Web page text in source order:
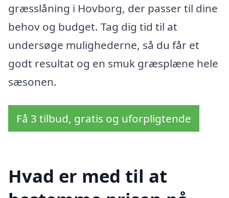
græsslåning i Hovborg, der passer til dine
behov og budget. Tag dig tid til at
undersøge mulighederne, så du får et
godt resultat og en smuk græsplæne hele
sæsonen.
Få 3 tilbud, gratis og uforpligtende
Hvad er med til at